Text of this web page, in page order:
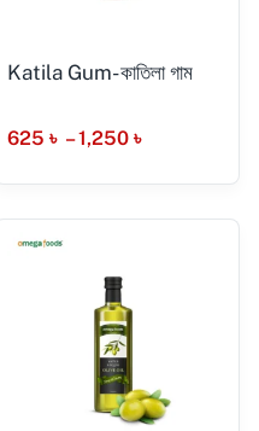
Katila Gum- কাতিলা গাম
625 ৳ – 1,250 ৳